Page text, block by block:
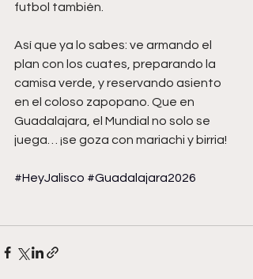
futbol también.
Así que ya lo sabes: ve armando el
plan con los cuates, preparando la
camisa verde, y reservando asiento
en el coloso zapopano. Que en
Guadalajara, el Mundial no solo se
juega… ¡se goza con mariachi y birria!
#HeyJalisco #Guadalajara2026